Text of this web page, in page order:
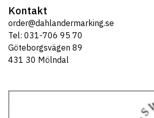
Kontakt
order@dahlandermarking.se
Tel: 031-706 95 70
Göteborgsvägen 89
431 30 Mölndal